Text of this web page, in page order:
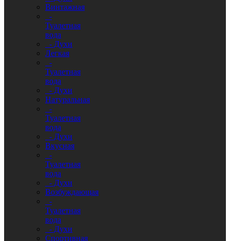
Винтажная
-
Туалетная
вода
- Духи
Легкая
-
Туалетная
вода
- Духи
Натуральная
-
Туалетная
вода
- Духи
Вкусная
-
Туалетная
вода
- Духи
Возбуждающая
-
Туалетная
вода
- Духи
Спортивная